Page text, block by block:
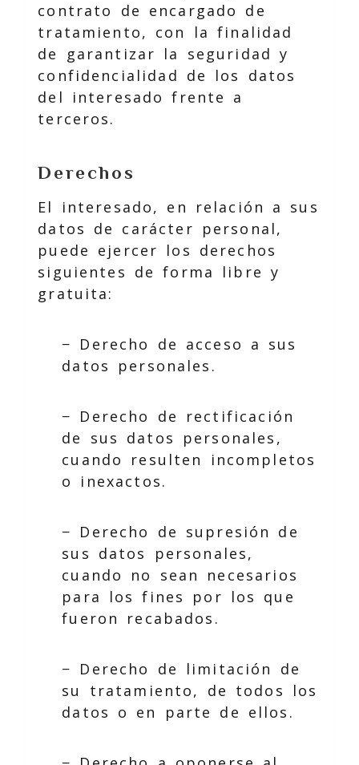
contrato de encargado de
tratamiento, con la finalidad
de garantizar la seguridad y
confidencialidad de los datos
del interesado frente a
terceros.
Derechos
El interesado, en relación a sus
datos de carácter personal,
puede ejercer los derechos
siguientes de forma libre y
gratuita:
− Derecho de acceso a sus
datos personales.
− Derecho de rectificación
de sus datos personales,
cuando resulten incompletos
o inexactos.
− Derecho de supresión de
sus datos personales,
cuando no sean necesarios
para los fines por los que
fueron recabados.
− Derecho de limitación de
su tratamiento, de todos los
datos o en parte de ellos.